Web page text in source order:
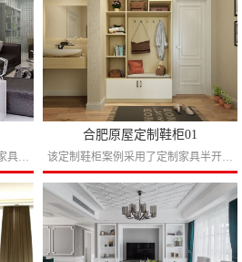
该定制案例采用了阶梯式的定制家具设计理念，可以视觉扩容客厅的大小，黑白的设计理念和家里整体风格相呼应，红酒咖啡尽显定制家具的业主的生活品味。...
合肥原屋定制鞋柜01
该定制鞋柜案例采用了定制家具半开放的设计理念，浅木色和白色的组合颜色简约而不简单，挂包挂衣的设计可以适合现代快节奏的生活格调，软包的设计让业主换鞋的同时尽显舒适。开放处还能放一点书...